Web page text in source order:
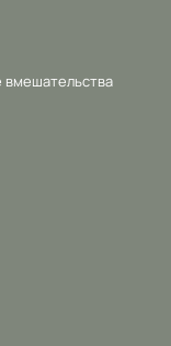
вмешательства